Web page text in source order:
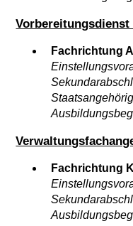
Fachrichtung
Fachrichtung